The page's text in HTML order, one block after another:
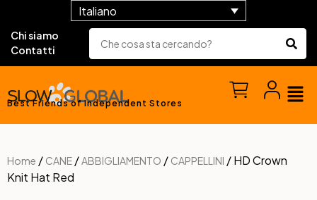
Italiano
Chi siamo
Contatti
Best Friends of Independent Stores
Home / CANE /ABBIGLIAMENTO / CAPPELLINI / HD Crown
Knit Hat Red